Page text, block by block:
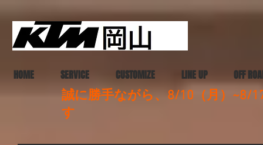
HOME SERVICE CUSTOMIZE LINE UP OFF
誠に勝手ながら、8/10（月）~8/
す